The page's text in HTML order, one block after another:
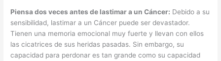
Piensa dos veces antes de lastimar a un Cáncer: Debido a su
sensibilidad, lastimar a un Cáncer puede ser devastador.
Tienen una memoria emocional muy fuerte y llevan con ellos
las cicatrices de sus heridas pasadas. Sin embargo, su
capacidad para perdonar es tan grande como su capacidad